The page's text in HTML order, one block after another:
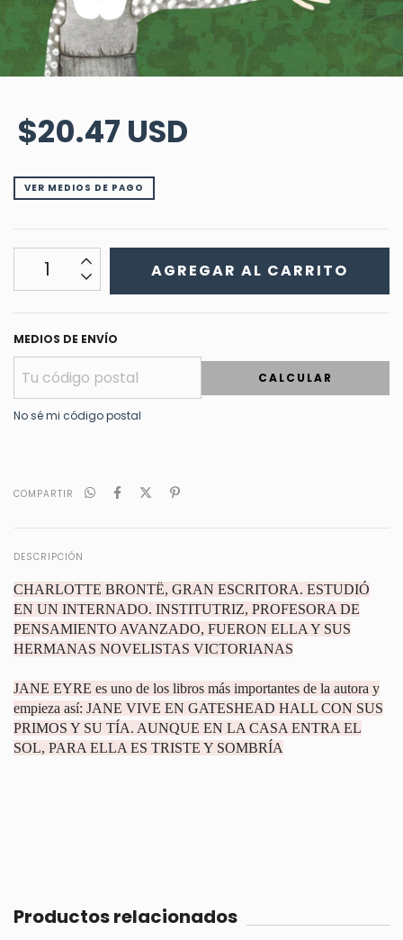
$20.47 USD
VER MEDIOS DE PAGO
MEDIOS DE ENVÍO
CALCULAR
No sé mi código postal
COMPARTIR
DESCRIPCIÓN
CHARLOTTE BRONTË, GRAN ESCRITORA. ESTUDIÓ
EN UN INTERNADO. INSTITUTRIZ, PROFESORA DE
PENSAMIENTO AVANZADO, FUERON ELLA Y SUS
HERMANAS NOVELISTAS VICTORIANAS
JANE EYRE es uno de los libros más importantes de la autora y
empieza así: JANE VIVE EN GATESHEAD HALL CON SUS
PRIMOS Y SU TÍA. AUNQUE EN LA CASA ENTRA EL
SOL, PARA ELLA ES TRISTE Y SOMBRÍA
Productos relacionados